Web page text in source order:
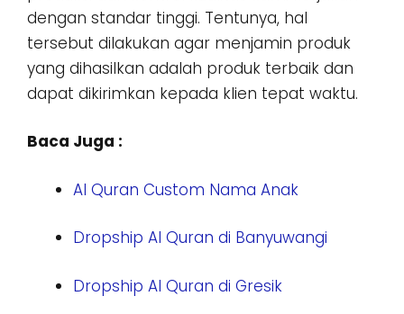
dengan standar tinggi. Tentunya, hal
tersebut dilakukan agar menjamin produk
yang dihasilkan adalah produk terbaik dan
dapat dikirimkan kepada klien tepat waktu.
Baca Juga :
Al Quran Custom Nama Anak
Dropship Al Quran di Banyuwangi
Dropship Al Quran di Gresik